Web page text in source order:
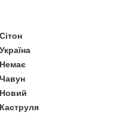
Сітон
Україна
Немає
Чавун
Новий
Каструля